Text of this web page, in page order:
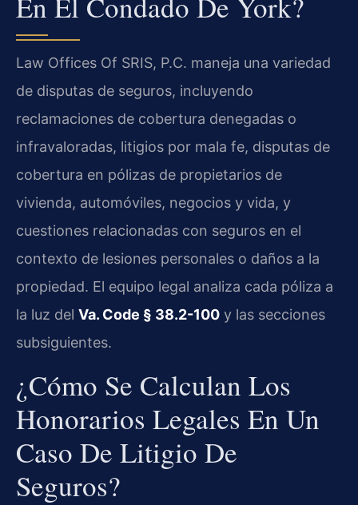
Law Offices Of SRIS, P.C. maneja una variedad
de disputas de seguros, incluyendo
reclamaciones de cobertura denegadas o
infravaloradas, litigios por mala fe, disputas de
cobertura en pólizas de propietarios de
vivienda, automóviles, negocios y vida, y
cuestiones relacionadas con seguros en el
contexto de lesiones personales o daños a la
propiedad. El equipo legal analiza cada póliza a
la luz del Va. Code § 38.2-100 y las secciones
subsiguientes.
¿Cómo Se Calculan Los
Honorarios Legales En Un
Caso De Litigio De
Seguros?